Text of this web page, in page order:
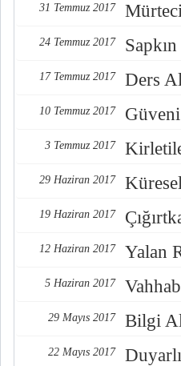
31 Temmuz 2017
24 Temmuz 2017
17 Temmuz 2017 Ders
10 Temmuz 2017
3 Temmuz 2017
29 Haziran 2017
19 Haziran 2017
12 Haziran 2017 Yalan
5 Haziran 2017
29 Mayıs 2017 Bilgi
22 Mayıs 2017